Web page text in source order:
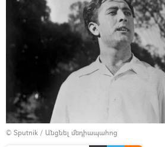
© Sputnik / Անցնել մեդիապահոց